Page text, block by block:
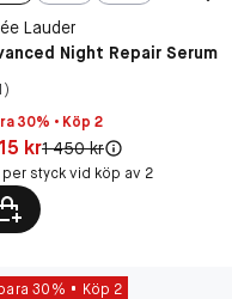
Lauder
Night Repair Serum
30% • Köp 2
1 015 kr
krOriginal pris:
1 450 kr
per styck vid köp av 2
30% Köp 2